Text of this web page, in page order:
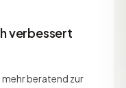
verbessert
beratend zur